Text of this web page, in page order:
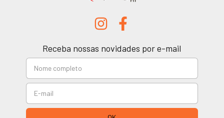
Receba nossas novidades por e-mail